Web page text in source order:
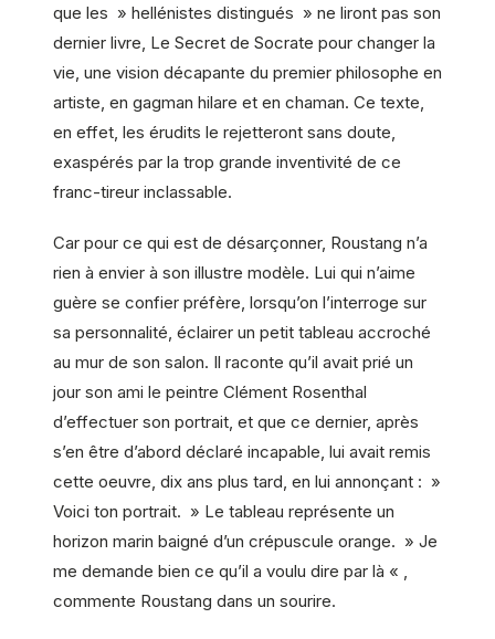
que les » hellénistes distingués » ne liront pas son
dernier livre, Le Secret de Socrate pour changer la
vie, une vision décapante du premier philosophe en
artiste, en gagman hilare et en chaman. Ce texte,
en effet, les érudits le rejetteront sans doute,
exaspérés par la trop grande inventivité de ce
franc-tireur inclassable.
Car pour ce qui est de désarçonner, Roustang n’a
rien à envier à son illustre modèle. Lui qui n’aime
guère se confier préfère, lorsqu’on l’interroge sur
sa personnalité, éclairer un petit tableau accroché
au mur de son salon. Il raconte qu’il avait prié un
jour son ami le peintre Clément Rosenthal
d’effectuer son portrait, et que ce dernier, après
s’en être d’abord déclaré incapable, lui avait remis
cette oeuvre, dix ans plus tard, en lui annonçant : »
Voici ton portrait. » Le tableau représente un
horizon marin baigné d’un crépuscule orange. » Je
me demande bien ce qu’il a voulu dire par là « ,
commente Roustang dans un sourire.